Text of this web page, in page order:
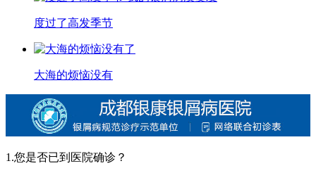
度过了高发季节
大海的烦恼没有
1.您是否已到医院确诊？